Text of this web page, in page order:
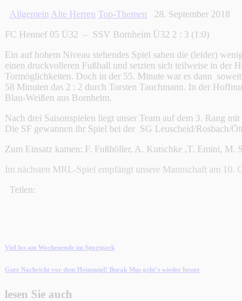
Allgemein Alte Herren Top-Themen
28. September 2018
FC Hennef 05 Ü32 – SSV Bornheim Ü32 2 : 3 (1:0)
Ein auf hohem Niveau stehendes Spiel sahen die (leider)
einen druckvolleren Fußball und setzten sich teilweise in der
Tormöglichkeiten. Doch in der 55. Minute war es dann
58 Minuten das 2 : 2 durch Torsten Tauchmann. In der
Blau-Weißen aus Bornheim.
Nach drei Saisonspielen liegt unser Team auf dem 3. Rang
Die SF gewannen ihr Spiel bei der SG Leuscheid/Rosbach/
Zum Einsatz kamen: F. Fußhöller, A. Kutschke ,T. Emini, M.
Im nächsten MRL-Spiel empfängt unsere Mannschaft am
Teilen:
Beitragsnavigation
vorherigen
Viel los am Wochenende im Sportpark
nächsten
Gute Nachricht vor dem Heimspiel! Burak Mus geht’s wieder besser
lesen Sie auch